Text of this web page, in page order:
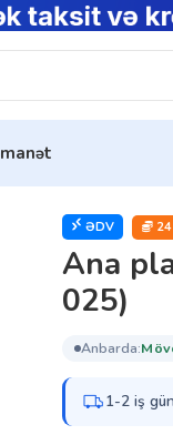
ƏDV 24
Ana
025)
anbarda:
1-2 iş